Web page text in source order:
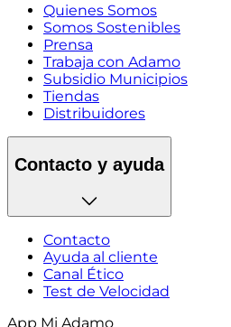
Quienes Somos
Somos Sostenibles
Prensa
Trabaja con Adamo
Subsidio Municipios
Tiendas
Distribuidores
Contacto y ayuda
Contacto
Ayuda al cliente
Canal Ético
Test de Velocidad
App Mi Adamo